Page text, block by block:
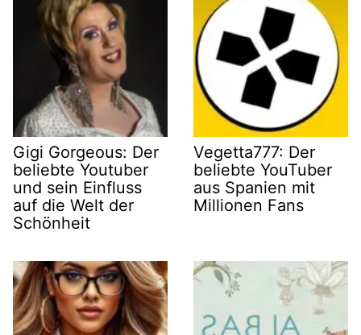
Gigi Gorgeous: Der
beliebte Youtuber
und sein Einfluss
auf die Welt der
Schönheit
Vegetta777: Der
beliebte YouTuber
aus Spanien mit
Millionen Fans